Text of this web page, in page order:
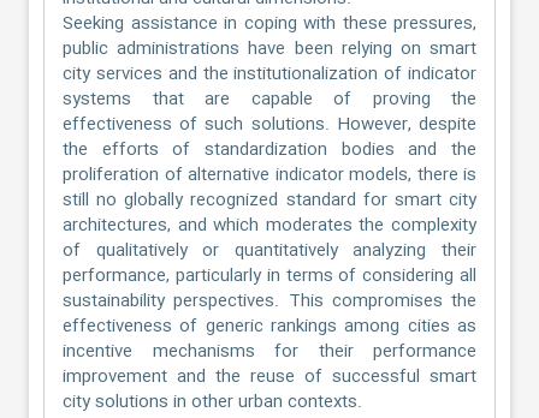
Seeking assistance in coping with these pressures,
public administrations have been relying on smart
city services and the institutionalization of indicator
systems that are capable of proving the
effectiveness of such solutions. However, despite
the efforts of standardization bodies and the
proliferation of alternative indicator models, there is
still no globally recognized standard for smart city
architectures, and which moderates the complexity
of qualitatively or quantitatively analyzing their
performance, particularly in terms of considering all
sustainability perspectives. This compromises the
effectiveness of generic rankings among cities as
incentive mechanisms for their performance
improvement and the reuse of successful smart
city solutions in other urban contexts.